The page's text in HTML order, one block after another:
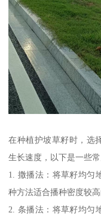
在种植护坡草籽时，选
生长速度，以下是一些
1. 撒播法：将草籽均匀
种方法适合播种密度较
2. 条播法：将草籽均匀